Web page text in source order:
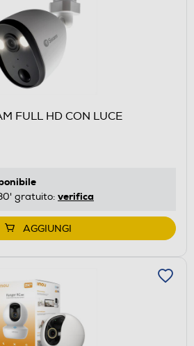
FULL HD CON LUCE
gratuito: verifica
AGGIUNGI